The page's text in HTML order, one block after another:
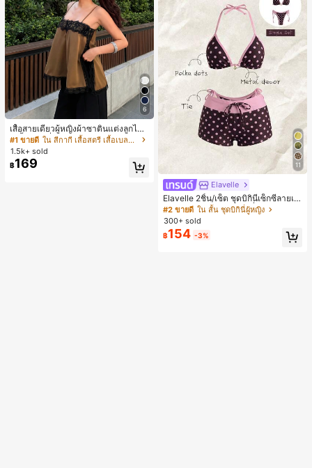
6
เสื้อสายเดี่ยวผู้หญิงผ้าซาตินแต่งลูกไม้
- เสื้อสายเดี่ยวฤดูร้อนสีคากีมีรอยผ่าด้า
นข้างที่น่าดึงดูดแบบสบายๆ
#1 ขายดี
ใน สีกากี เสื้อสตรี เสื้อเบลาส์ & Tee
1.5k+ sold
฿169 11
Elavelle
Elavelle 2ชิ้น/เซ็ต ชุดบิกินี่เซ็กซี่ลายเสื
อดาวสำหรับผู้หญิง สายเดี่ยวและผูกข้า
ง, ฤดูร้อน
#2 ขายดี ใน สั้น ชุดบิกินี่ผู้หญิง
300+ sold
฿154 -3%